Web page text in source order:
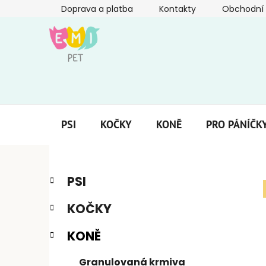
Doprava a platba Kontakty
PSI KOČKY KONĚ PRO
P
s
r
Přeskočit
kategorie
K
a
e
o
PSI
KOČKY
KONĚ
Granulovaná krmiva